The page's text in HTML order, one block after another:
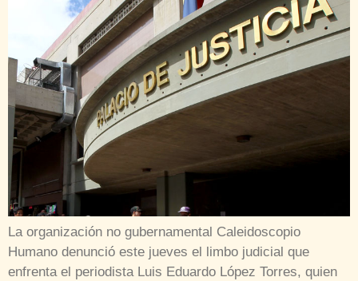
La organización no gubernamental Caleidoscopio
Humano denunció este jueves el limbo judicial que
enfrenta el periodista Luis Eduardo López Torres, quien